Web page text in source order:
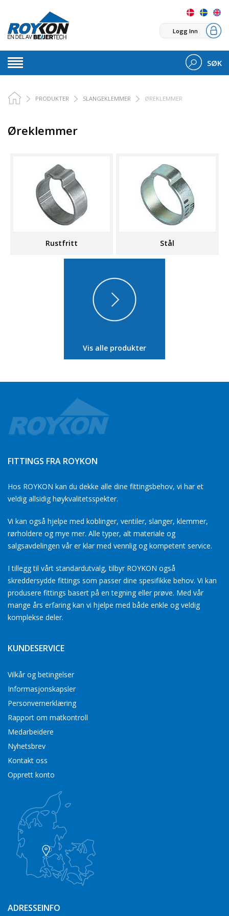
Logg Inn
SØK
PRODUKTER SLANGEKLEMMER ØREKLEMMER
Øreklemmer
Rustfritt Stål
Vis alle produkter
FITTINGS FRA ROYKON
Hos ROYKON kan du dekke alle dine fittingsbehov, vi har et
veldig allsidig høykvalitetsspekter.
Vi kan også hjelpe med koblinger, ventiler, slanger, klemmer,
rørholdere og mye mer. Alle typer, alt materiale og
salgsavdelingen vår er klar med vennlig og kompetent service.
I tillegg til vårt standardutvalg, tilbyr ROYKON også
skreddersydde fittings som passer dine spesifikke behov. Vi kan
produsere fittings basert på en tegning eller prøve. Med vår
mange års erfaring kan vi hjelpe med både enkle og veldig
komplekse deler.
KUNDESERVICE
Vilkår og betingelser
Informasjonskapsler
Personvernerklæring
Rapport om matkontroll
Medarbeidere
Nyhetsbrev
Kontakt oss
Opprett konto
ADRESSEINFO